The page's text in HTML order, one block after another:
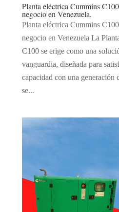
Planta eléctrica Cummins
negocio en Venezuela.
Planta eléctrica Cummins
negocio en Venezuela La
C100 se erige como una
vanguardia, diseñada para
capacidad con una generación
se...